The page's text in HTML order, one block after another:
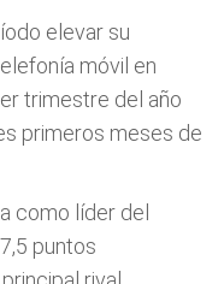
elevar su
móvil en
trimestre del año
primeros meses de
como líder del
puntos